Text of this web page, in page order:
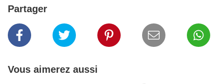
Partager
Vous aimerez aussi